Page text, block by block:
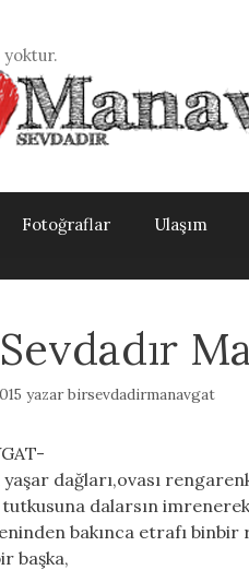
yoktur.
Fotoğraflar Ulaşım
yazarbirsevdadirmanavgat
dağları,ovası
dalarsın imrenerek
bakınca etrafı binbir
başka,